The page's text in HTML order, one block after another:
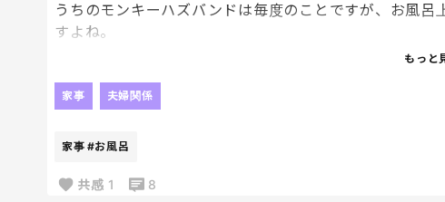
うちのモンキーハズバンドは毎度のことですが、お風
すよね。
もっと
家事 夫婦関係
家事 #お風呂
共感 1 8